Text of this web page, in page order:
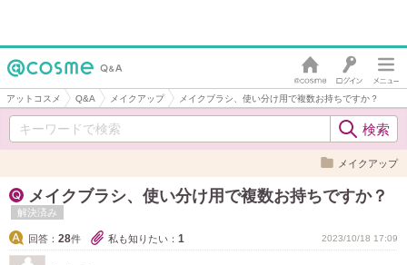
アットコスメ Q&A メイクアップ メイクブラシ、使い分け用で複数お持ちですか？
メイクアップ
メイクブラシ、使い分け用で複数お持ちですか？
解決済み
回答： 28件 私も知りたい： 1 2023/10/18 17:09